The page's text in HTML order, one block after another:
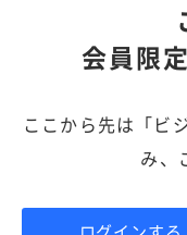
会員限
ここから先は「ビ
み、